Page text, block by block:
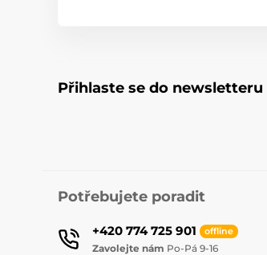
Přihlaste se do newsletteru
Potřebujete poradit
+420 774 725 901 offline
Zavolejte nám Po-Pá 9-16